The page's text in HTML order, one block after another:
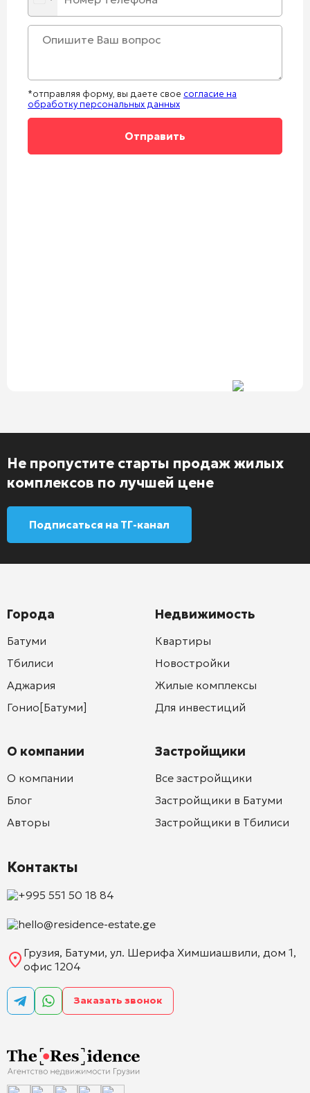
*отправляя форму, вы даете свое согласие на
обработку персональных данных
Не пропустите старты продаж жилых
комплексов по лучшей цене
Подписаться на ТГ-канал
Города
Батуми
Тбилиси
Аджария
Гонио[Батуми]
О компании
О компании
Блог
Авторы
Недвижимость
Квартиры
Новостройки
Жилые комплексы
Для инвестиций
Застройщики
Все застройщики
Застройщики в Батуми
Застройщики в Тбилиси
Контакты
+995 551 50 18 84
hello@residence-estate.ge
Грузия, Батуми, ул. Шерифа Химшиашвили, дом 1,
офис 1204
Заказать звонок